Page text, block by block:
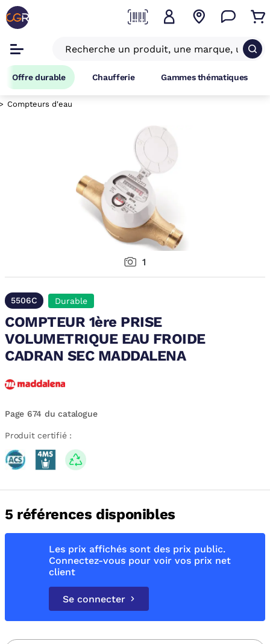
Offre durable Chaufferie Gammes thématiques
Compteurs d'eau
1
5506C Durable
COMPTEUR 1ère PRISE
VOLUMETRIQUE EAU FROIDE
CADRAN SEC MADDALENA
Page 674 du catalogue
Produit certifié :
5 références disponibles
Les prix affichés sont des prix public.
Connectez-vous pour voir vos prix net
client
Se connecter